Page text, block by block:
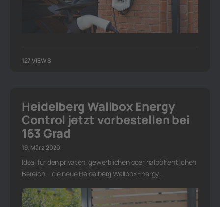
127 VIEWS
Heidelberg Wallbox Energy
Control jetzt vorbestellen bei
163 Grad
19. März 2020
Ideal für den privaten, gewerblichen oder halböffentlichen
Bereich – die neue Heidelberg Wallbox Energy…